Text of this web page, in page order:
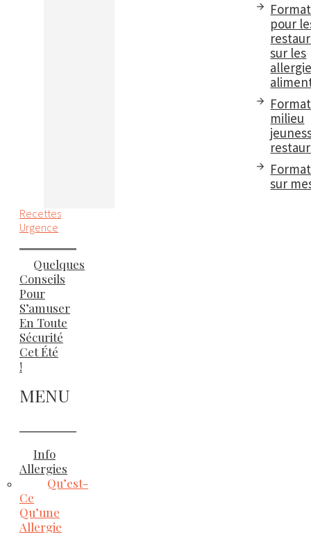
pour
sur les
milieu
sur
Recettes
Urgence
Quelques
Conseils
Pour
S’amuser
En Toute
Sécurité
Cet Été
!
MENU
Info
Allergies
Qu’est-
Ce
Qu’une
Allergie